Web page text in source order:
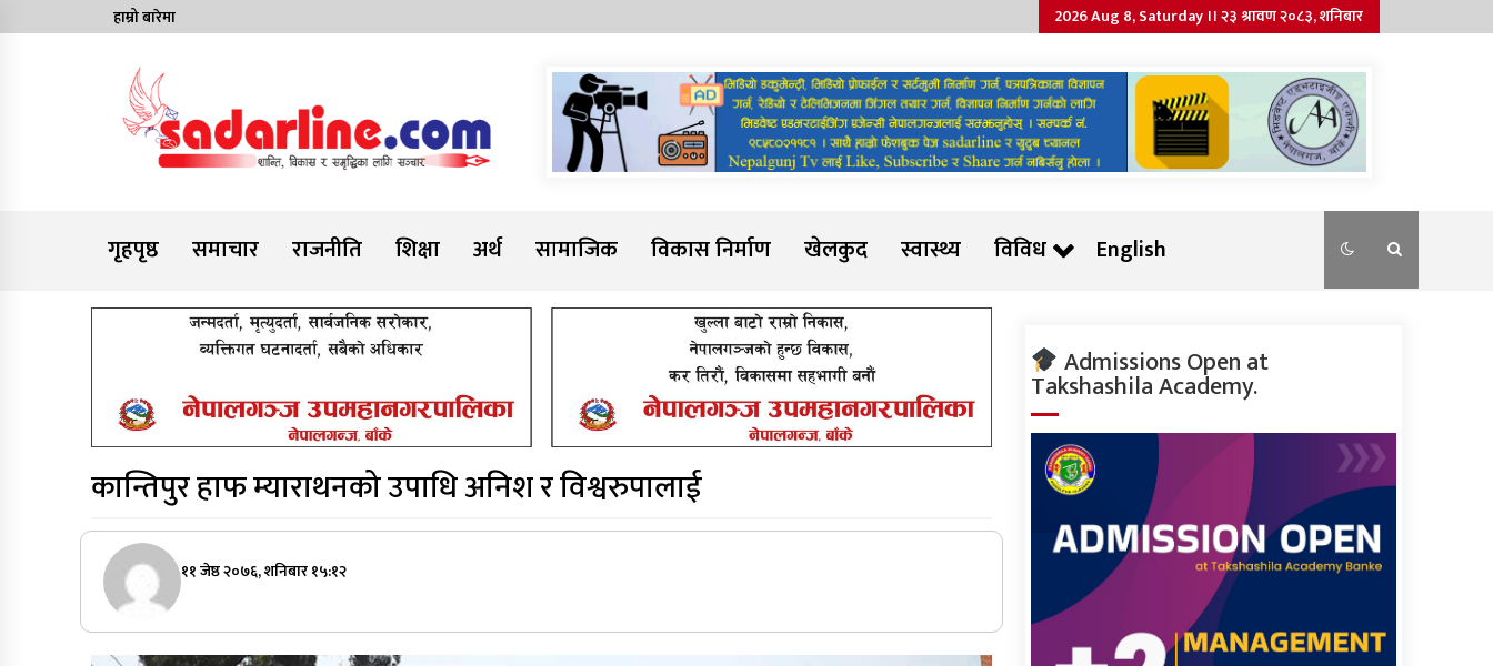
to
हाम्रो बारेमा 2026 Aug 8, Saturday ।। २३ श्रावण २०८३, शनिबार
Sadarline
गृहपृष्ठ
समाचार राजनीति शिक्षा अर्थ सामाजिक विकास निर्माण खेलकुद स्वास्थ्य विविध English
कान्तिपुर हाफ म्याराथनको उपाधि अनिश र विश्वरुपालाई
११ जेष्ठ २०७६, शनिबार १५:१२
Admissions Open at
Takshashila Academy.